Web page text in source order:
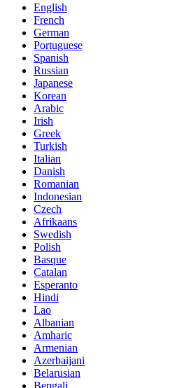
English
French
German
Portuguese
Spanish
Russian
Japanese
Korean
Arabic
Irish
Greek
Turkish
Italian
Danish
Romanian
Indonesian
Czech
Afrikaans
Swedish
Polish
Basque
Catalan
Esperanto
Hindi
Lao
Albanian
Amharic
Armenian
Azerbaijani
Belarusian
Bengali